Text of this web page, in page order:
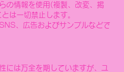
の情報を使用(複製、改変、掲
は一切禁止します。
、広告およびサンプルなどで
には万全を期していますが、ユ